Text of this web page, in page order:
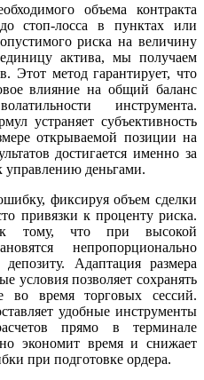
объема контракта
до стоп-лосса в пунктах или
риска на величину
актива, мы получаем
Этот метод гарантирует, что
влияние на общий баланс
инструмента.
устраняет субъективность
открываемой позиции на
достигается именно за
управлению деньгами.
фиксируя объем сделки
привязки к проценту риска.
тому, что при высокой
непропорционально
Адаптация размера
условия позволяет сохранять
во время торговых сессий.
удобные инструменты
прямо в терминале
экономит время и снижает
при подготовке ордера.